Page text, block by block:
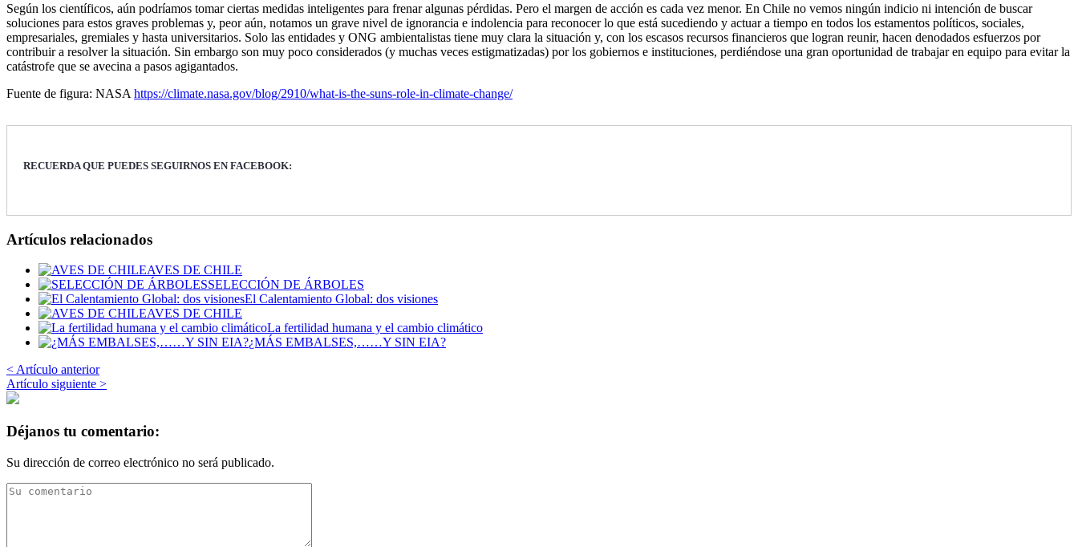
Según los científicos, aún podríamos tomar ciertas medidas inteligentes para frenar algunas pérdidas. Pero el margen de acción es cada vez menor. En Chile no vemos ningún indicio ni intención de buscar
soluciones para estos graves problemas y, peor aún, notamos un grave nivel de ignorancia e indolencia para reconocer lo que está sucediendo y actuar a tiempo en todos los estamentos políticos, sociales,
empresariales, gremiales y hasta universitarios. Solo las entidades y ONG ambientalistas tiene muy clara la situación y, con los escasos recursos financieros que logran reunir, hacen denodados esfuerzos por
contribuir a resolver la situación. Sin embargo son muy poco considerados (y muchas veces estigmatizadas) por los gobiernos e instituciones, perdiéndose una gran oportunidad de trabajar en equipo para evitar la
catástrofe que se avecina a pasos agigantados.
Fuente de figura: NASA https://climate.nasa.gov/blog/2910/what-is-the-suns-role-in-climate-change/
RECUERDA QUE PUEDES SEGUIRNOS EN FACEBOOK:
Artículos relacionados
AVES DE CHILE
SELECCIÓN DE ÁRBOLES
El Calentamiento Global: dos visiones
AVES DE CHILE
La fertilidad humana y el cambio climático
¿MÁS EMBALSES,……Y SIN EIA?
< Artículo anterior
Artículo siguiente >
Déjanos tu comentario:
Su dirección de correo electrónico no será publicado.